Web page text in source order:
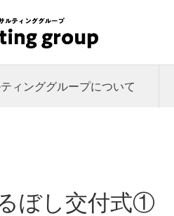
ィンググループについて
ぼし交付式①